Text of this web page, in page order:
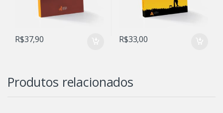
R$37,90 R$33,00
Produtos relacionados